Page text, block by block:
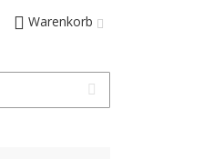
Warenkorb